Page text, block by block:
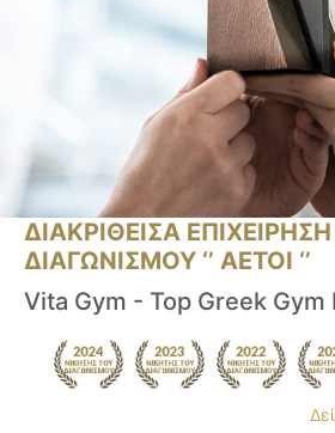
ΔΙΑΚΡΙΘΕΙΣΑ
ΔΙΑΓΩΝΙΣΜΟΥ ‘’ ΑΕΤΟΙ ‘’
Vita Gym - Top Greek Gym